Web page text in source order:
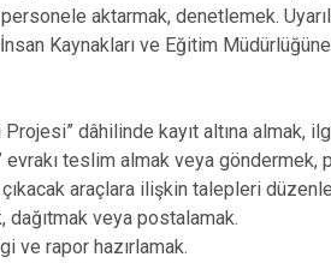
aktarmak, denetlemek.
Kaynakları ve Eğitim
dâhilinde kayıt altına almak,
teslim almak veya
araçlara ilişkin talepleri
veya postalamak.
rapor hazırlamak.